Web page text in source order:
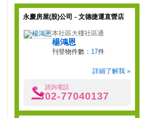
永慶房屋(股)公司 - 文德捷運直營店
本社區大樓社區通
楊鴻恩
刊登物件數： 17件
詳細了解我 »
諮詢電話
02-77040137